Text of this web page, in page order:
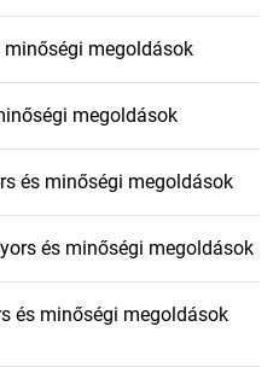
megoldások
megoldások
és minőségi megoldások
és minőségi megoldások
és minőségi megoldások